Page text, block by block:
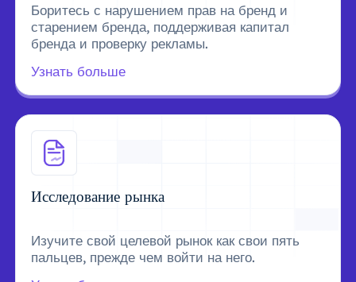
Боритесь с нарушением прав на бренд и
старением бренда, поддерживая капитал
бренда и проверку рекламы.
Узнать больше
Исследование рынка
Изучите свой целевой рынок как свои пять
пальцев, прежде чем войти на него.